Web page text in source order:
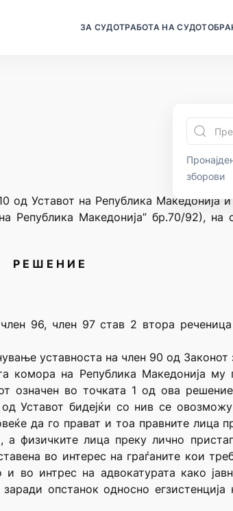
ЗА СУДОТРАБОТА НА СУДОТ
зборови
од Уставот на Република Македонија
Република Македонија” бр.70/92), на
Р Е Ш Е Н И Е
96, член 97 став 2 втора
уставноста на член 90 од Законот
комора на Република Македонија му
означен во точката 1 од ова
Уставот бидејќи со нив се
да го прават и тоа правните лица
физичките лица преку лично
во интерес на граѓаните кои
во интрес на адвокатурата како
опстанок односно